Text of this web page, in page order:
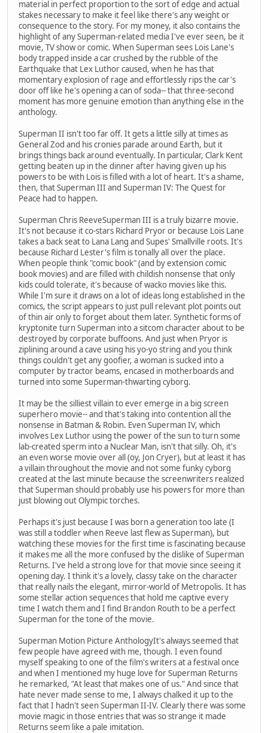
material in perfect proportion to the sort of edge and actual
stakes necessary to make it feel like there's any weight or
consequence to the story. For my money, it also contains the
highlight of any Superman-related media I've ever seen, be it
movie, TV show or comic. When Superman sees Lois Lane's
body trapped inside a car crushed by the rubble of the
Earthquake that Lex Luthor caused, when he has that
momentary explosion of rage and effortlessly rips the car's
door off like he's opening a can of soda-- that three-second
moment has more genuine emotion than anything else in the
anthology.
Superman II isn't too far off. It gets a little silly at times as
General Zod and his cronies parade around Earth, but it
brings things back around eventually. In particular, Clark Kent
getting beaten up in the dinner after having given up his
powers to be with Lois is filled with a lot of heart. It's a shame,
then, that Superman III and Superman IV: The Quest for
Peace had to happen.
Superman Chris ReeveSuperman III is a truly bizarre movie.
It's not because it co-stars Richard Pryor or because Lois Lane
takes a back seat to Lana Lang and Supes' Smallville roots. It's
because Richard Lester's film is tonally all over the place.
When people think "comic book" (and by extension comic
book movies) and are filled with childish nonsense that only
kids could tolerate, it's because of wacko movies like this.
While I'm sure it draws on a lot of ideas long established in the
comics, the script appears to just pull relevant plot points out
of thin air only to forget about them later. Synthetic forms of
kryptonite turn Superman into a sitcom character about to be
destroyed by corporate buffoons. And just when Pryor is
ziplining around a cave using his yo-yo string and you think
things couldn't get any goofier, a woman is sucked into a
computer by tractor beams, encased in motherboards and
turned into some Superman-thwarting cyborg.
It may be the silliest villain to ever emerge in a big screen
superhero movie-- and that's taking into contention all the
nonsense in Batman & Robin. Even Superman IV, which
involves Lex Luthor using the power of the sun to turn some
lab-created sperm into a Nuclear Man, isn't that silly. Oh, it's
an even worse movie over all (oy, Jon Cryer), but at least it has
a villain throughout the movie and not some funky cyborg
created at the last minute because the screenwriters realized
that Superman should probably use his powers for more than
just blowing out Olympic torches.
Perhaps it's just because I was born a generation too late (I
was still a toddler when Reeve last flew as Superman), but
watching these movies for the first time is fascinating because
it makes me all the more confused by the dislike of Superman
Returns. I've held a strong love for that movie since seeing it
opening day. I think it's a lovely, classy take on the character
that really nails the elegant, mirror-world of Metropolis. It has
some stellar action sequences that hold me captive every
time I watch them and I find Brandon Routh to be a perfect
Superman for the tone of the movie.
Superman Motion Picture AnthologyIt's always seemed that
few people have agreed with me, though. I even found
myself speaking to one of the film's writers at a festival once
and when I mentioned my huge love for Superman Returns
he remarked, "At least that makes one of us." And since that
hate never made sense to me, I always chalked it up to the
fact that I hadn't seen Superman II-IV. Clearly there was some
movie magic in those entries that was so strange it made
Returns seem like a pale imitation.